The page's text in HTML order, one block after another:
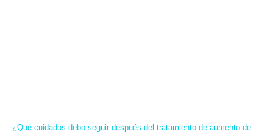
¿Qué cuidados debo seguir después del tratamiento de aumento de